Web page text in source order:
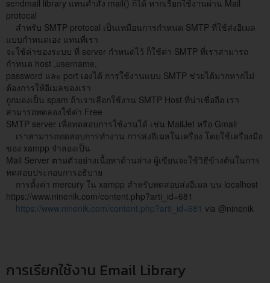
sendmail library แทนคำสั่ง mail() ก็ได้ หากเรียกใช้งานผ่าน Mail
protocal
สำหรับ SMTP protocal เป็นเหมือนการกำหนด SMTP ที่ใช้ส่งอีเมล
แบบกำหนดเอง แทนที่เรา
จะใช้ค่าของระบบ ที่ server กำหนดไว้ ก็ใช้ค่า SMTP ที่เราสามารถ
กำหนด host ,username,
password และ port เองได้ การใช้งานแบบ SMTP ช่วยได้มากหากไม่
ต้องการให้อีเมลของเรา
ถูกมองเป็น spam ถ้าเราเลือกใช้งาน SMTP Host ที่น่าเชื่อถือ เรา
สามารถทดลองใช้ค่า Free
SMTP server เพื่อทดสอบการใช้งานได้ เช่น MailJet หรือ Gmail
เราสามารถทดสอบการทำงาน การส่งอีเมลในเครื่อง โดยใช้เครื่องมือ
ของ xampp จำลองเป็น
Mail Server ตามตัวอย่างเนื้อหาด้านล่าง ผู้เขียนจะใช้วิธีข้างต้นในการ
ทดสอบประกอบการอธิบาย
การตั้งค่า mercury ใน xampp สำหรับทดสอบส่งอีเมล บน localhost
https://www.ninenik.com/content.php?arti_id=681
https://www.ninenik.com/content.php?arti_id=681 via @ninenik
การเรียกใช้งาน Email Library